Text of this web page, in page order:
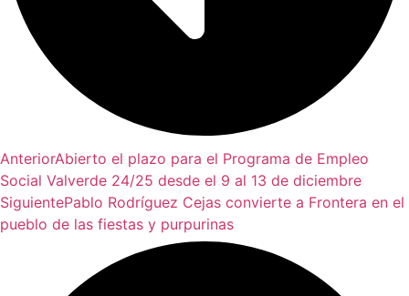
AnteriorAbierto el plazo para el Programa de Empleo
Social Valverde 24/25 desde el 9 al 13 de diciembre
SiguientePablo Rodríguez Cejas convierte a Frontera en el
pueblo de las fiestas y purpurinas